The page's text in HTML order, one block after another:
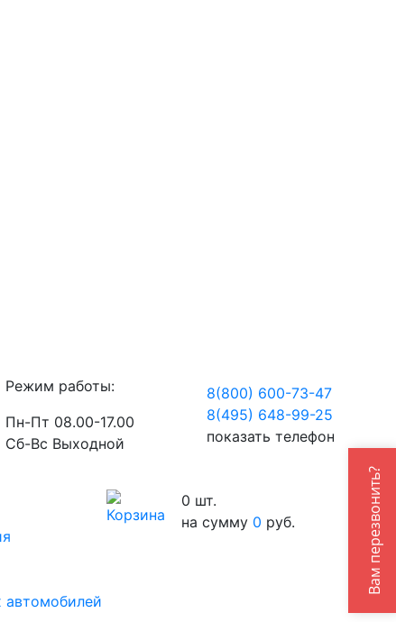
Режим работы:
Пн-Пт 08.00-17.00
Сб-Вс Выходной
8(800) 600-73-47
8(495) 648-99-25
показать телефон
0 шт.
на сумму 0 руб.
автомобилей
Вам перезвонить?